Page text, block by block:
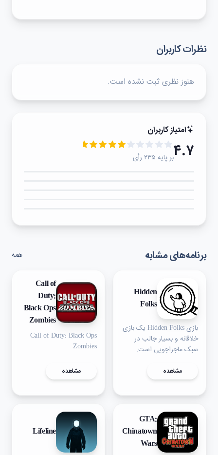
نظرات کاربران
هنوز نظری ثبت نشده است.
امتیاز کاربران
۴.۷بر پایه ۲۳۵ رأی
برنامه‌های مشابه همه
Hidden
Folks
بازی Hidden Folks یک بازی
خلاقانه و بسیار جالب در
سبک ماجراجویی است.
مشاهده
Call of
Duty:
Black Ops
Zombies
Call of Duty: Black Ops
Zombies
مشاهده
GTA:
Chinatown
Wars
Lifeline